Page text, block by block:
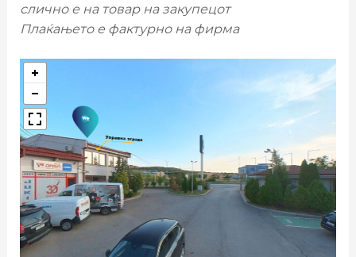
слично е на товар на закупецот
Плаќањето е фактурно на фирма